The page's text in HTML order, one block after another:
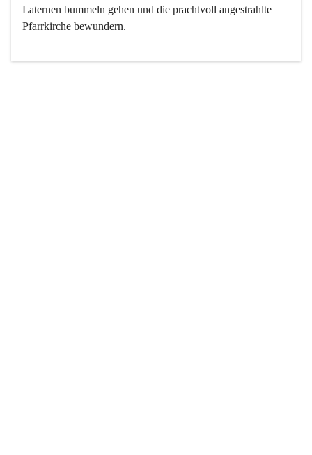
Laternen bummeln gehen und die prachtvoll angestrahlte
Pfarrkirche bewundern.
Der Weinbau dominert heute nicht mehr, ist aber integrativer